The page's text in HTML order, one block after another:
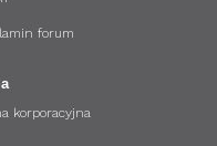
forum
korporacyjna